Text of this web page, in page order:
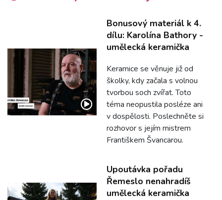
Bonusový materiál k 4.
dílu: Karolína Bathory -
umělecká keramička
Keramice se věnuje již od
školky, kdy začala s volnou
tvorbou soch zvířat. Toto
téma neopustila posléze ani
v dospělosti. Poslechněte si
rozhovor s jejím mistrem
Františkem Švancarou.
Upoutávka pořadu
Řemeslo nenahradíš
umělecká keramička